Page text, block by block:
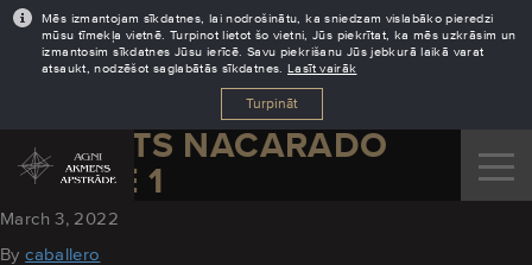
Mēs izmantojam sīkdatnes, lai nodrošinātu, ka sniedzam vislabāko pieredzi
mūsu tīmekļa vietnē. Turpinot lietot šo vietni, Jūs piekrītat, ka mēs uzkrāsim un
izmantosim sīkdatnes Jūsu ierīcē. Savu piekrišanu Jūs jebkurā laikā varat
atsaukt, nodzēšot saglabātās sīkdatnes. Lasīt vairāk
Turpināt
KVARCITS NACARADO
LOKSNE 1
March 3, 2022
Bycaballero